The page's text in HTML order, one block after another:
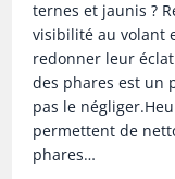
ternes et jaunis ?
visibilité au volant
redonner leur
des phares est un
pas le
permettent de
phares…